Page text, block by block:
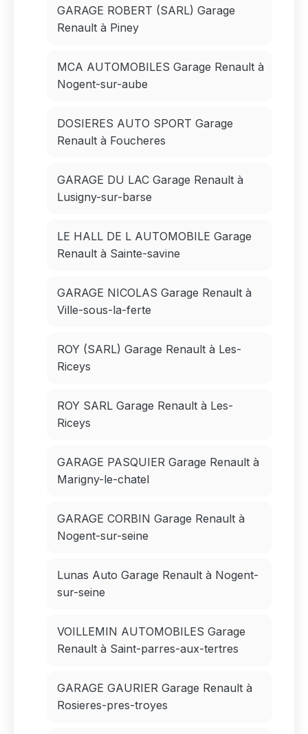
GARAGE ROBERT (SARL) Garage
Renault à Piney
MCA AUTOMOBILES Garage Renault à
Nogent-sur-aube
DOSIERES AUTO SPORT Garage
Renault à Foucheres
GARAGE DU LAC Garage Renault à
Lusigny-sur-barse
LE HALL DE L AUTOMOBILE Garage
Renault à Sainte-savine
GARAGE NICOLAS Garage Renault à
Ville-sous-la-ferte
ROY (SARL) Garage Renault à Les-
Riceys
ROY SARL Garage Renault à Les-
Riceys
GARAGE PASQUIER Garage Renault à
Marigny-le-chatel
GARAGE CORBIN Garage Renault à
Nogent-sur-seine
Lunas Auto Garage Renault à Nogent-
sur-seine
VOILLEMIN AUTOMOBILES Garage
Renault à Saint-parres-aux-tertres
GARAGE GAURIER Garage Renault à
Rosieres-pres-troyes